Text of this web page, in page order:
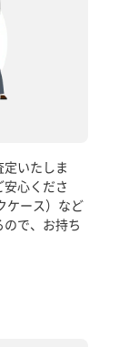
いたしま
心くださ
ケース）など
で、お持ち